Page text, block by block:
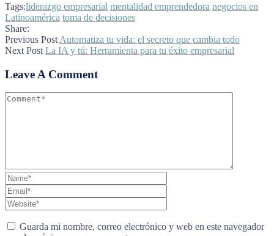
Tags:liderazgo empresarial mentalidad emprendedora negocios en
Latinoamérica toma de decisiones
Share:
Previous Post Automatiza tu vida: el secreto que cambia todo
Next Post La IA y tú: Herramienta para tu éxito empresarial
Leave A Comment
Guarda mi nombre, correo electrónico y web en este navegador